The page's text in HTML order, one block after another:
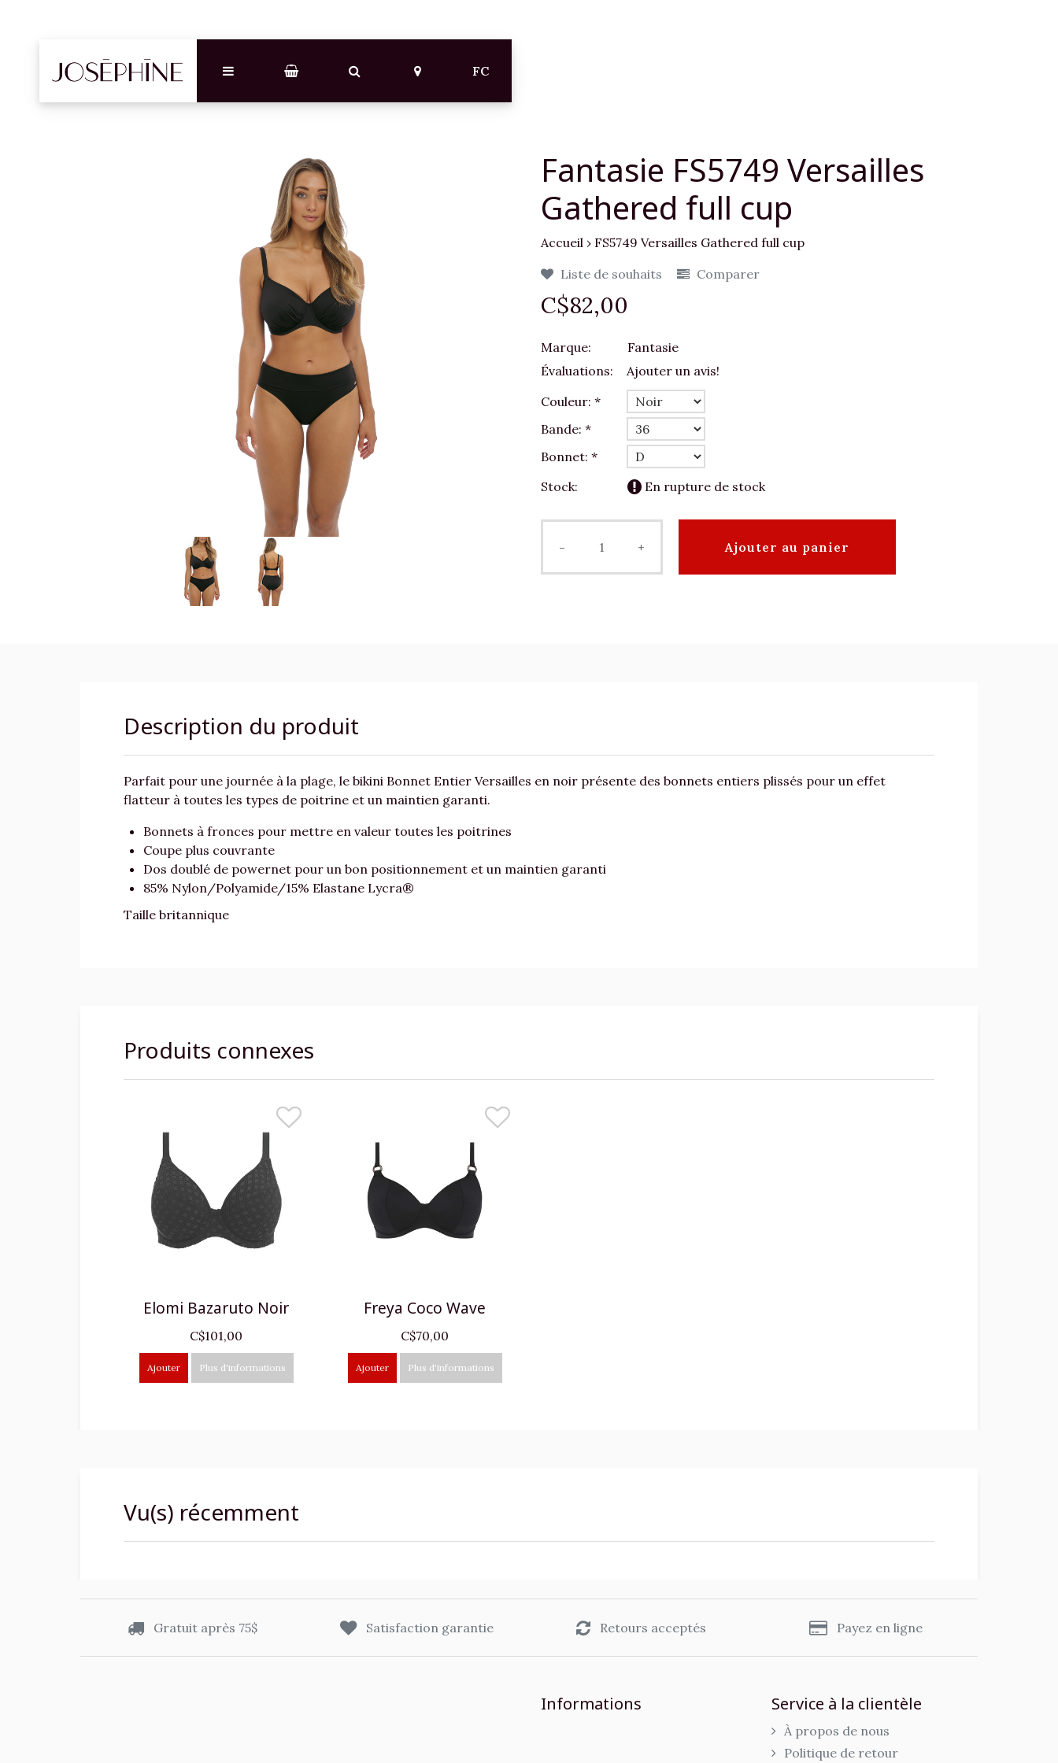
FC
Fantasie FS5749 Versailles
Gathered full cup
Accueil › FS5749 Versailles Gathered full cup
Liste de souhaits
Comparer
C$82,00
Marque:
Fantasie
Évaluations:
Ajouter un avis!
Couleur: *
Bande: *
Bonnet: *
Stock:
En rupture de stock
- + Ajouter au panier
Description du produit
Parfait pour une journée à la plage, le bikini Bonnet Entier Versailles en noir présente des bonnets entiers plissés pour un effet
flatteur à toutes les types de poitrine et un maintien garanti.
Bonnets à fronces pour mettre en valeur toutes les poitrines
Coupe plus couvrante
Dos doublé de powernet pour un bon positionnement et un maintien garanti
85% Nylon/Polyamide/15% Elastane Lycra®
Taille britannique
Produits connexes
Elomi Bazaruto Noir
C$101,00
Ajouter Plus d'informations
Freya Coco Wave
C$70,00
Ajouter Plus d'informations
Vu(s) récemment
Gratuit après 75$ Satisfaction garantie Retours acceptés Payez en ligne
Informations Service à la clientèle
À propos de nous
Politique de retour